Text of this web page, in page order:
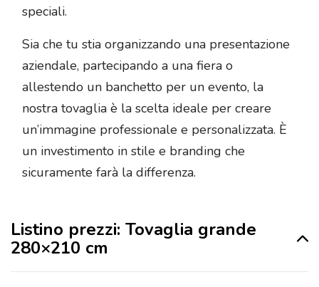
speciali.
Sia che tu stia organizzando una presentazione
aziendale, partecipando a una fiera o
allestendo un banchetto per un evento, la
nostra tovaglia è la scelta ideale per creare
un’immagine professionale e personalizzata. È
un investimento in stile e branding che
sicuramente farà la differenza.
Listino prezzi: Tovaglia grande
280×210 cm